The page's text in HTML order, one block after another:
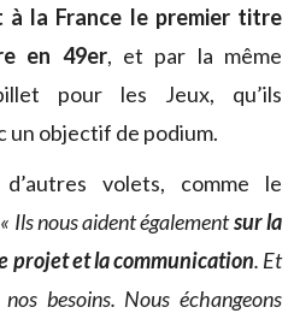
la France le premier titre
en 49er, et par la même
pour les Jeux, qu’ils
objectif de podium.
volets, comme le
« Ils nous aident égalementsur la
projet et la communication. Et
besoins. Nous échangeons